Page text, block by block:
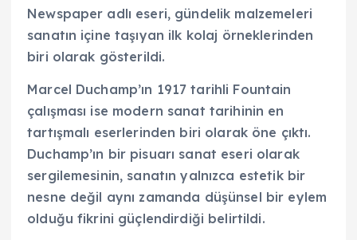
Newspaper adlı eseri, gündelik malzemeleri
sanatın içine taşıyan ilk kolaj örneklerinden
biri olarak gösterildi.
Marcel Duchamp’ın 1917 tarihli Fountain
çalışması ise modern sanat tarihinin en
tartışmalı eserlerinden biri olarak öne çıktı.
Duchamp’ın bir pisuarı sanat eseri olarak
sergilemesinin, sanatın yalnızca estetik bir
nesne değil aynı zamanda düşünsel bir eylem
olduğu fikrini güçlendirdiği belirtildi.